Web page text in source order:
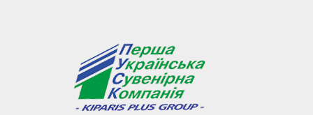
Первая Украинская Сувенирная